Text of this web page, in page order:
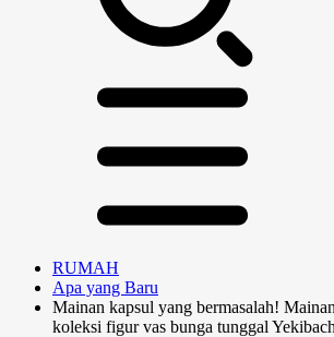
RUMAH
Apa yang Baru
Mainan kapsul yang bermasalah!
koleksi figur vas bunga tunggal